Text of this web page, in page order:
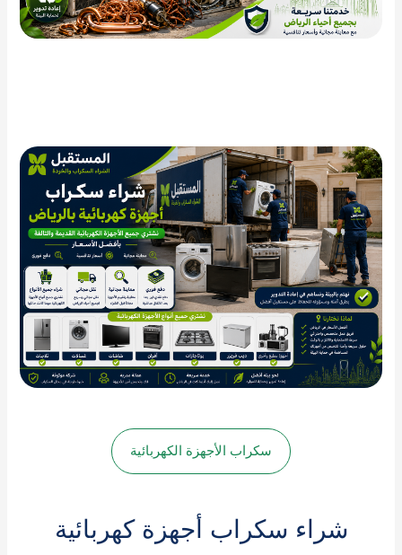
سكراب الأجهزة الكهربائية
شراء سكراب أجهزة كهربائية